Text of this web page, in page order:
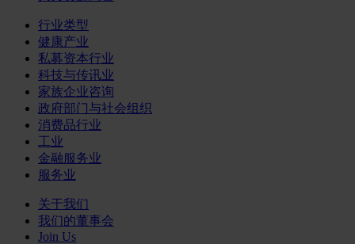
行业类型
健康产业
私募资本行业
科技与传讯业
家族企业咨询
政府部门与社会组织
消费品行业
工业
金融服务业
服务业
关于我们
我们的董事会
Join Us